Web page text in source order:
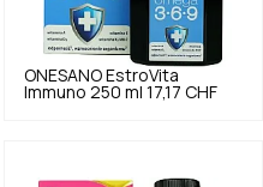
ONESANO EstroVita
Immuno 250 ml 17,17 CHF